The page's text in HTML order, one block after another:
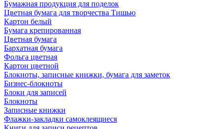
Бумажная продукция для поделок
Цветная бумага для творчества Тишью
Картон белый
Бумага крепированная
Цветная бумага
Бархатная бумага
Фольга цветная
Картон цветной
Блокноты, записные книжки, бумага для заметок
Бизнес-блокноты
Блоки для записей
Блокноты
Записные книжки
Флажки-закладки самоклеящиеся